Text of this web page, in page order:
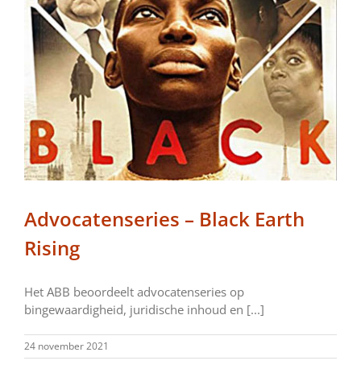
Advocatenseries – Black Earth
Rising
Het ABB beoordeelt advocatenseries op
bingewaardigheid, juridische inhoud en [...]
24 november 2021